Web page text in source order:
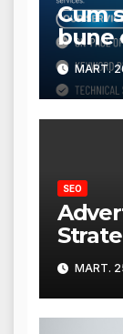
Cum
bune
MART.
SEO
MART.